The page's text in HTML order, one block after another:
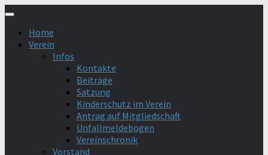
Zum
springenHome
Verein
Infos
Kontakte
Beiträge
Satzung
Kinderschutz im Verein
Antrag auf Mitgliedschaft
Unfallmeldebogen
Vereinschronik
Vorstand